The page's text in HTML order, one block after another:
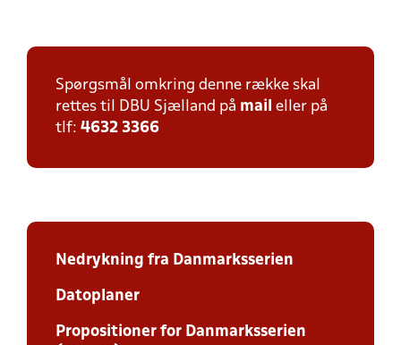
Spørgsmål omkring denne række skal
rettes til DBU Sjælland på mail eller på
tlf: 4632 3366
Nedrykning fra Danmarksserien
Datoplaner
Propositioner for Danmarksserien